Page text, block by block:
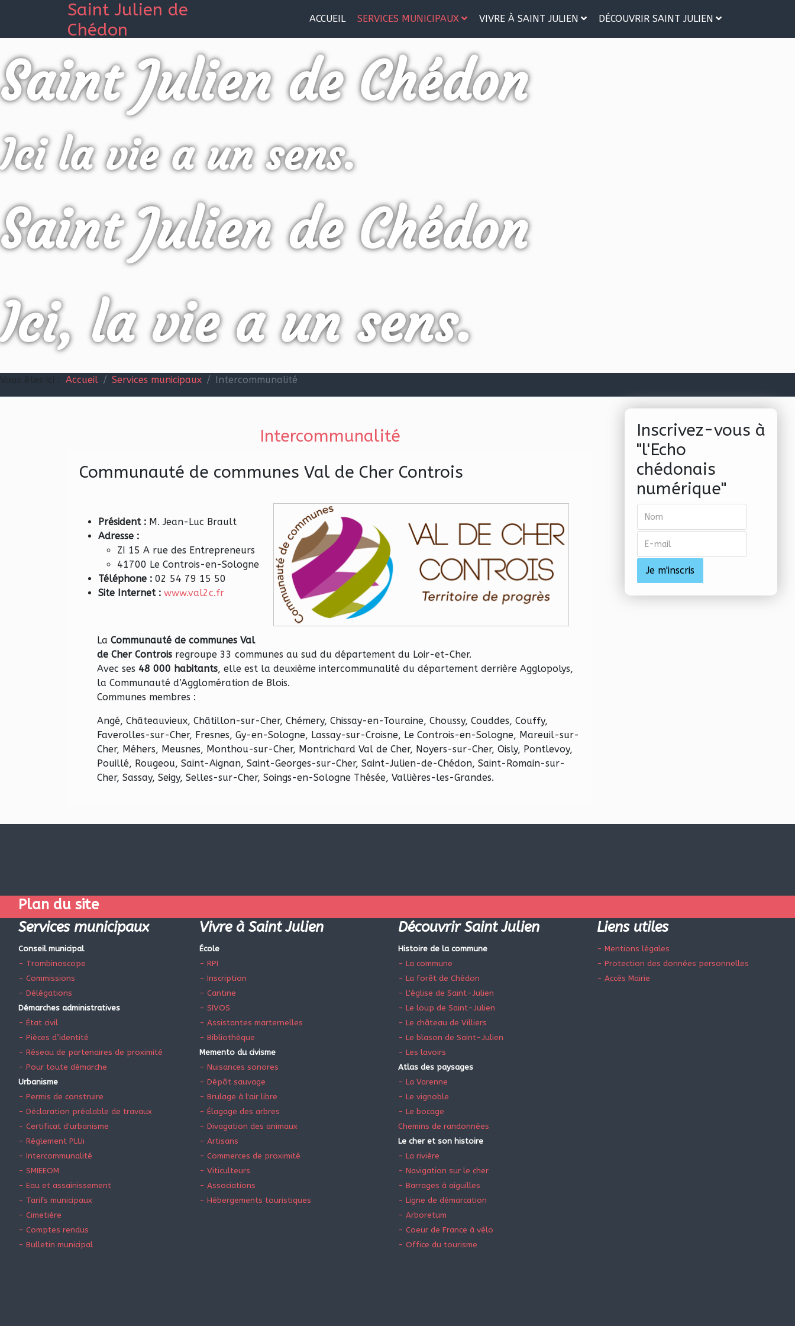
Saint Julien de
Chédon
ACCUEIL SERVICES MUNICIPAUX VIVRE À SAINT JULIEN DÉCOUVRIR SAINT JULIEN
Saint Julien de Chédon
Ici la vie a un sens.
Saint Julien de Chédon
Ici, la vie a un sens.
Accueil Services municipaux Intercommunalité
Intercommunalité
Communauté de communes Val de Cher Controis
Président : M. Jean-Luc Brault
Adresse :
ZI 15 A rue des Entrepreneurs
41700 Le Controis-en-Sologne
Téléphone : 02 54 79 15 50
Site Internet : www.val2c.fr
La Communauté de communes Val
de Cher Controis regroupe 33 communes au sud du département du Loir-et-Cher.
Avec ses 48 000 habitants, elle est la deuxième intercommunalité du département derrière Agglopolys,
la Communauté d’Agglomération de Blois.
Communes membres :
Angé, Châteauvieux, Châtillon-sur-Cher, Chémery, Chissay-en-Touraine, Choussy, Couddes, Couffy,
Faverolles-sur-Cher, Fresnes, Gy-en-Sologne, Lassay-sur-Croisne, Le Controis-en-Sologne, Mareuil-sur-
Cher, Méhers, Meusnes, Monthou-sur-Cher, Montrichard Val de Cher, Noyers-sur-Cher, Oisly, Pontlevoy,
Pouillé, Rougeou, Saint-Aignan, Saint-Georges-sur-Cher, Saint-Julien-de-Chédon, Saint-Romain-sur-
Cher, Sassay, Seigy, Selles-sur-Cher, Soings-en-Sologne Thésée, Vallières-les-Grandes.
Inscrivez-vous à
"l'Echo
chédonais
numérique"
Plan du site
Services municipaux
Vivre à Saint Julien Découvrir Saint Julien Liens utiles
Conseil municipal
- Trombinoscope
- Commissions
- Délégations
Démarches administratives
- État civil
- Pièces d’identité
- Réseau de partenaires de proximité
- Pour toute démarche
Urbanisme
- Permis de construire
- Déclaration préalable de travaux
- Certificat d'urbanisme
- Réglement PLUi
- Intercommunalité
- SMIEEOM
- Eau et assainissement
- Tarifs municipaux
- Cimetière
- Comptes rendus
- Bulletin municipal
École
- RPI
- Inscription
- Cantine
- SIVOS
- Assistantes marternelles
- Bibliothèque
Memento du civisme
- Nuisances sonores
- Dépôt sauvage
- Brulage à l'air libre
- Élagage des arbres
- Divagation des animaux
- Artisans
- Commerces de proximité
- Viticulteurs
- Associations
- Hébergements touristiques
Histoire de la commune
- La commune
- La forêt de Chédon
- L'église de Saint-Julien
- Le loup de Saint-Julien
- Le château de Villiers
- Le blason de Saint-Julien
- Les lavoirs
Atlas des paysages
- La Varenne
- Le vignoble
- Le bocage
Chemins de randonnées
Le cher et son histoire
- La rivière
- Navigation sur le cher
- Barrages à aiguilles
- Ligne de démarcation
- Arboretum
- Coeur de France à vélo
- Office du tourisme
- Mentions légales
- Protection des données personnelles
- Accès Mairie